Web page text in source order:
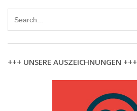
+++ UNSERE AUSZEICHNUNGEN +++